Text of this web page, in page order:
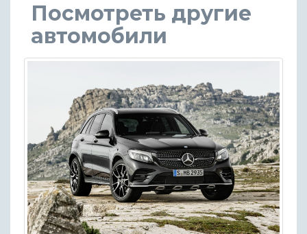
Посмотреть другие
автомобили